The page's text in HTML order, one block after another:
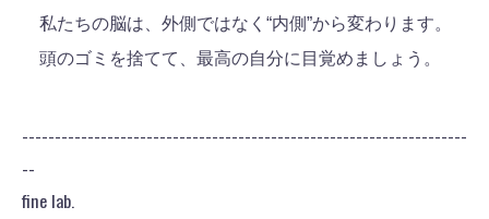
私たちの脳は、外側ではなく“内側”から変わります。
頭のゴミを捨てて、最高の自分に目覚めましょう。
--------------------------------------------------------------------
--
fine lab.